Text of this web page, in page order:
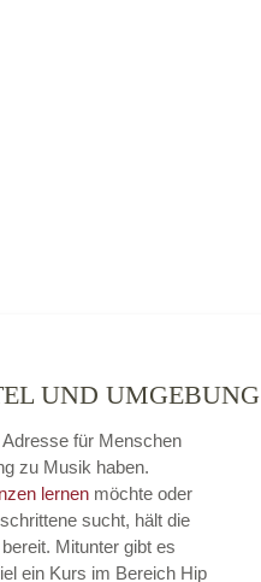
UND UMGEBUNG
für Menschen
zu Musik haben.
lernen möchte oder
sucht, hält die
Mitunter gibt es
ein Kurs im Bereich Hip